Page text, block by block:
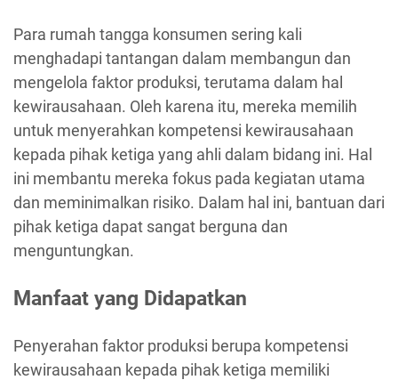
Para rumah tangga konsumen sering kali
menghadapi tantangan dalam membangun dan
mengelola faktor produksi, terutama dalam hal
kewirausahaan. Oleh karena itu, mereka memilih
untuk menyerahkan kompetensi kewirausahaan
kepada pihak ketiga yang ahli dalam bidang ini. Hal
ini membantu mereka fokus pada kegiatan utama
dan meminimalkan risiko. Dalam hal ini, bantuan dari
pihak ketiga dapat sangat berguna dan
menguntungkan.
Manfaat yang Didapatkan
Penyerahan faktor produksi berupa kompetensi
kewirausahaan kepada pihak ketiga memiliki